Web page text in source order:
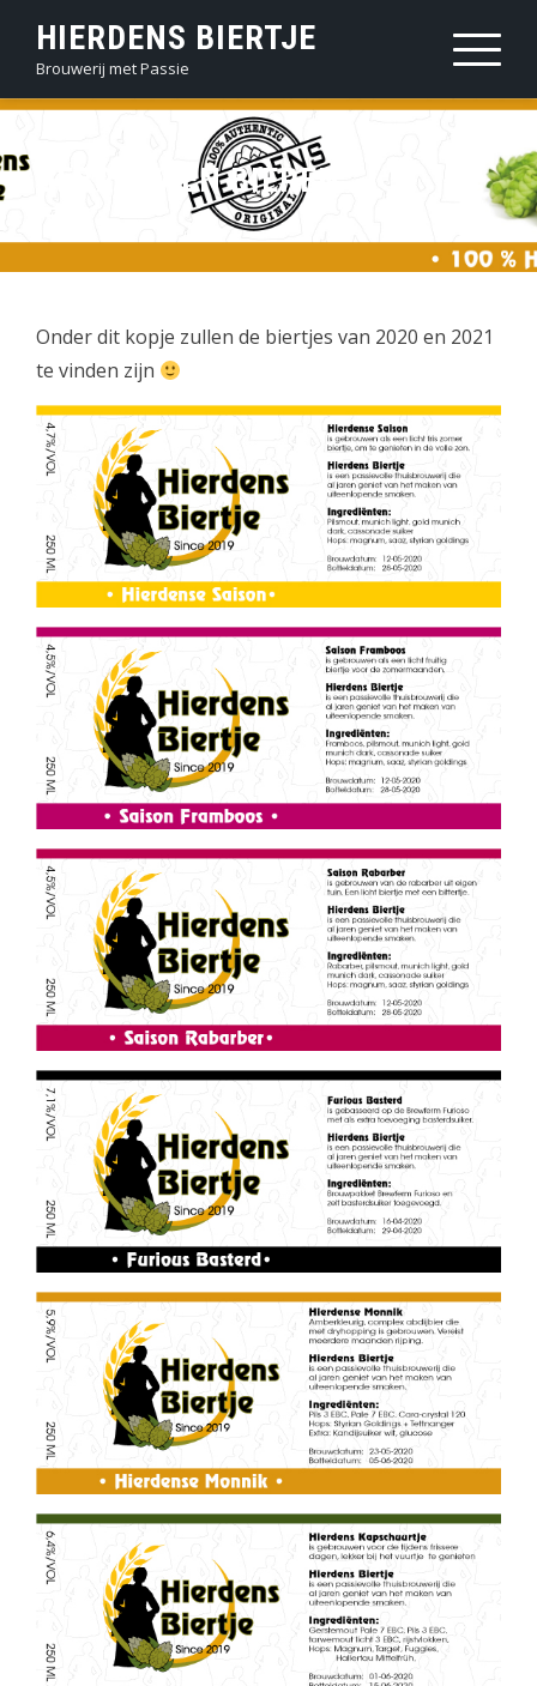
over
ga
naar
inhoud
HIERDENS BIERTJE
Brouwerij met Passie
GEBROUWEN BIEREN
Onder dit kopje zullen de biertjes van 2020 en 2021
te vinden zijn